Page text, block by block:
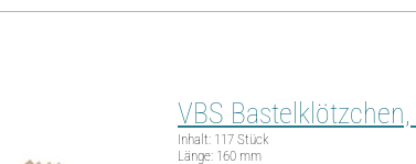
VBS
Inhalt: 117 Stück
Länge: 160 mm